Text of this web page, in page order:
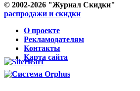
© 2002-2026 "Журнал Скидки"
распродажи и скидки
О проекте
Рекламодателям
Контакты
Карта сайта